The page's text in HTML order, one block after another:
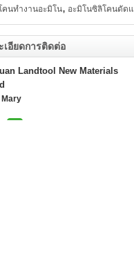
คนทำงานอะมิโน, อะมิโนซิลิโคนดัด
เอียดการติดต่อ
Landtool New Materials
Mary